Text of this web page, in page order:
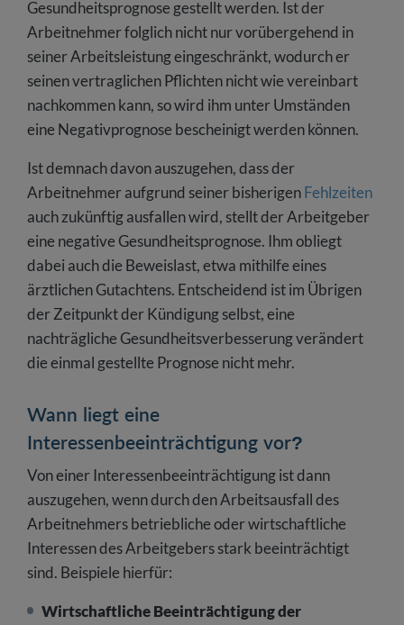
Gesundheitsprognose gestellt werden. Ist der
Arbeitnehmer folglich nicht nur vorübergehend in
seiner Arbeitsleistung eingeschränkt, wodurch er
seinen vertraglichen Pflichten nicht wie vereinbart
nachkommen kann, so wird ihm unter Umständen
eine Negativprognose bescheinigt werden können.
Ist demnach davon auszugehen, dass der
Arbeitnehmer aufgrund seiner bisherigenFehlzeiten
auch zukünftig ausfallen wird, stellt der Arbeitgeber
eine negative Gesundheitsprognose. Ihm obliegt
dabei auch die Beweislast, etwa mithilfe eines
ärztlichen Gutachtens. Entscheidend ist im Übrigen
der Zeitpunkt der Kündigung selbst, eine
nachträgliche Gesundheitsverbesserung verändert
die einmal gestellte Prognose nicht mehr.
Wann liegt eine
Interessenbeeinträchtigung vor?
Von einer Interessenbeeinträchtigung ist dann
auszugehen, wenn durch den Arbeitsausfall des
Arbeitnehmers betriebliche oder wirtschaftliche
Interessen des Arbeitgebers stark beeinträchtigt
sind. Beispiele hierfür:
Wirtschaftliche Beeinträchtigung der